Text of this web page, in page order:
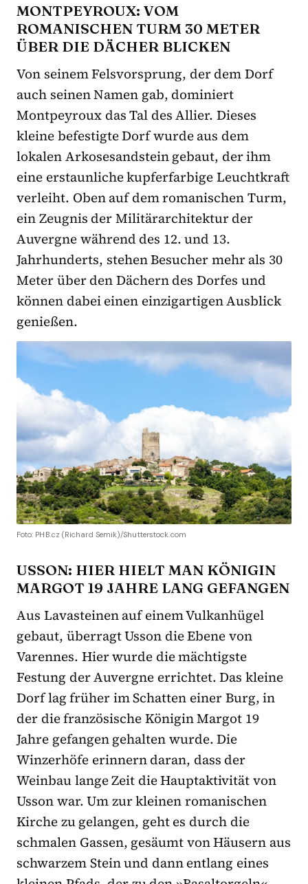
MONTPEYROUX: VOM
ROMANISCHEN TURM 30 METER
ÜBER DIE DÄCHER BLICKEN
Von seinem Felsvorsprung, der dem Dorf
auch seinen Namen gab, dominiert
Montpeyroux das Tal des Allier. Dieses
kleine befestigte Dorf wurde aus dem
lokalen Arkosesandstein gebaut, der ihm
eine erstaunliche kupferfarbige Leuchtkraft
verleiht. Oben auf dem romanischen Turm,
ein Zeugnis der Militärarchitektur der
Auvergne während des 12. und 13.
Jahrhunderts, stehen Besucher mehr als 30
Meter über den Dächern des Dorfes und
können dabei einen einzigartigen Ausblick
genießen.
Foto: PHB.cz (Richard Semik)/Shutterstock.com
USSON: HIER HIELT MAN KÖNIGIN
MARGOT 19 JAHRE LANG GEFANGEN
Aus Lavasteinen auf einem Vulkanhügel
gebaut, überragt Usson die Ebene von
Varennes. Hier wurde die mächtigste
Festung der Auvergne errichtet. Das kleine
Dorf lag früher im Schatten einer Burg, in
der die französische Königin Margot 19
Jahre gefangen gehalten wurde. Die
Winzerhöfe erinnern daran, dass der
Weinbau lange Zeit die Hauptaktivität von
Usson war. Um zur kleinen romanischen
Kirche zu gelangen, geht es durch die
schmalen Gassen, gesäumt von Häusern aus
schwarzem Stein und dann entlang eines